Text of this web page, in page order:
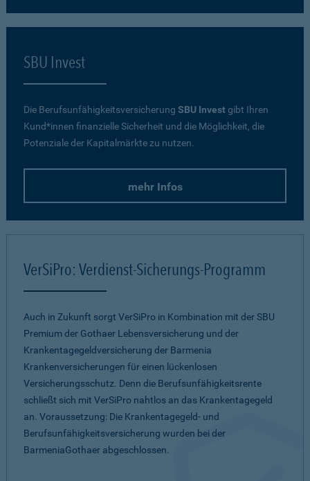
SBU Invest
Die Berufsunfähigkeitsversicherung SBU Investgibt Ihren
Kund*innen finanzielle Sicherheit und die Möglichkeit, die
Potenziale der Kapitalmärkte zu nutzen.
mehr Infos
VerSiPro: Verdienst-Sicherungs-Programm
Auch in Zukunft sorgt VerSiPro in Kombination mit der SBU
Premium der Gothaer Lebensversicherung und der
Krankentagegeldversicherung der Barmenia
Krankenversicherungen für einen lückenlosen
Versicherungsschutz. Denn die Berufsunfähigkeitsrente
schließt sich mit VerSiPro nahtlos an das Krankentagegeld
an. Voraussetzung: Die Krankentagegeld- und
Berufsunfähigkeitsversicherung wurden bei der
BarmeniaGothaer abgeschlossen.